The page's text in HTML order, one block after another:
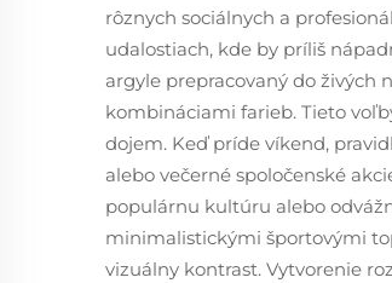
rôznych sociálnych a
udalostiach, kde by príliš
argyle prepracovaný do živých
kombináciami farieb. Tieto
dojem. Keď príde víkend,
alebo večerné spoločenské
populárnu kultúru alebo
minimalistickými športovými
vizuálny kontrast. Vytvorenie